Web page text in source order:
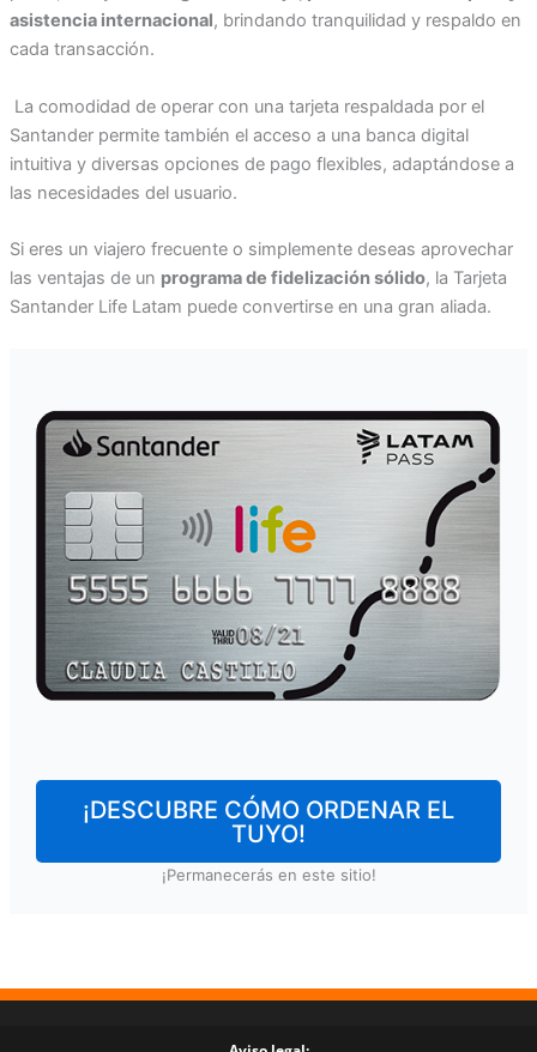
asistencia internacional, brindando tranquilidad y respaldo en
cada transacción.
La comodidad de operar con una tarjeta respaldada por el
Santander permite también el acceso a una banca digital
intuitiva y diversas opciones de pago flexibles, adaptándose a
las necesidades del usuario.
Si eres un viajero frecuente o simplemente deseas aprovechar
las ventajas de un programa de fidelización sólido, la Tarjeta
Santander Life Latam puede convertirse en una gran aliada.
¡DESCUBRE CÓMO ORDENAR EL
TUYO!
¡Permanecerás en este sitio!